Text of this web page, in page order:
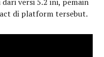
di platform tersebut.